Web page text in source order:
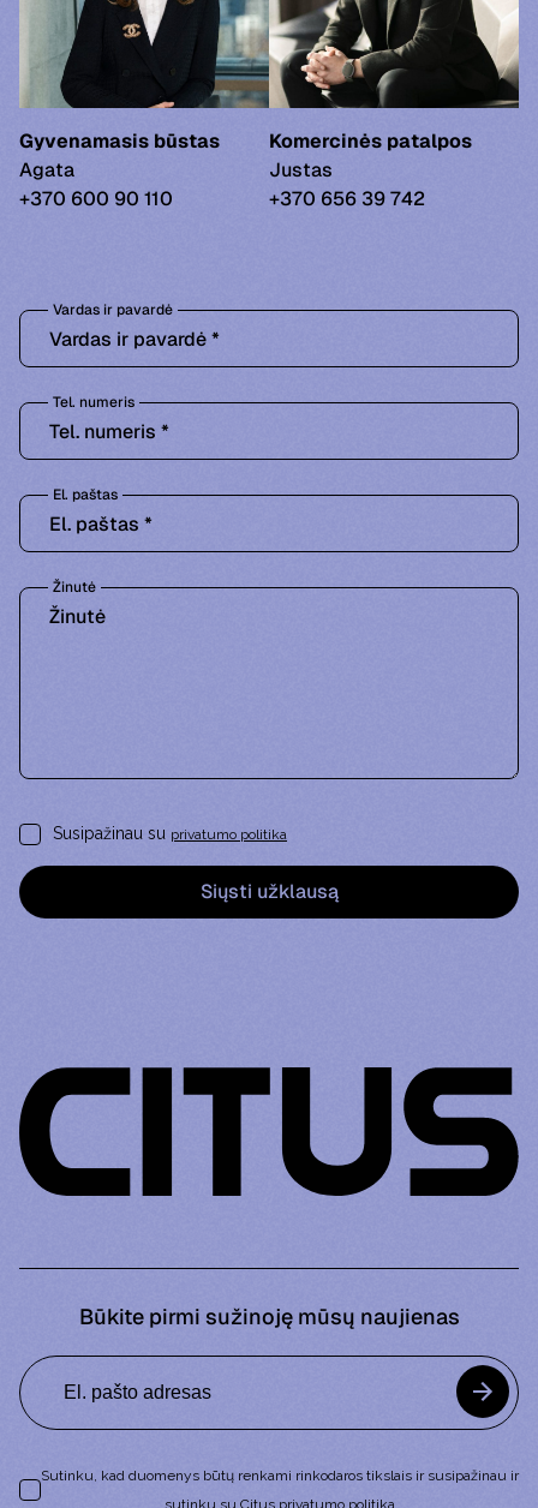
Gyvenamasis būstas
Agata
+370 600 90 110
Komercinės patalpos
Justas
+370 656 39 742
Vardas ir pavardė
Tel. numeris
El. paštas
Žinutė
Susipažinau su privatumo politika
Būkite pirmi sužinoję mūsų naujienas
Sutinku, kad duomenys būtų renkami rinkodaros tikslais ir susipažinau ir
sutinku su Citus privatumo politika